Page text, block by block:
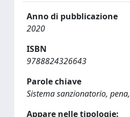
Anno di pubblicazione
2020
ISBN
9788824326643
Parole chiave
Sistema sanzionatorio,
Appare nelle tipologie: